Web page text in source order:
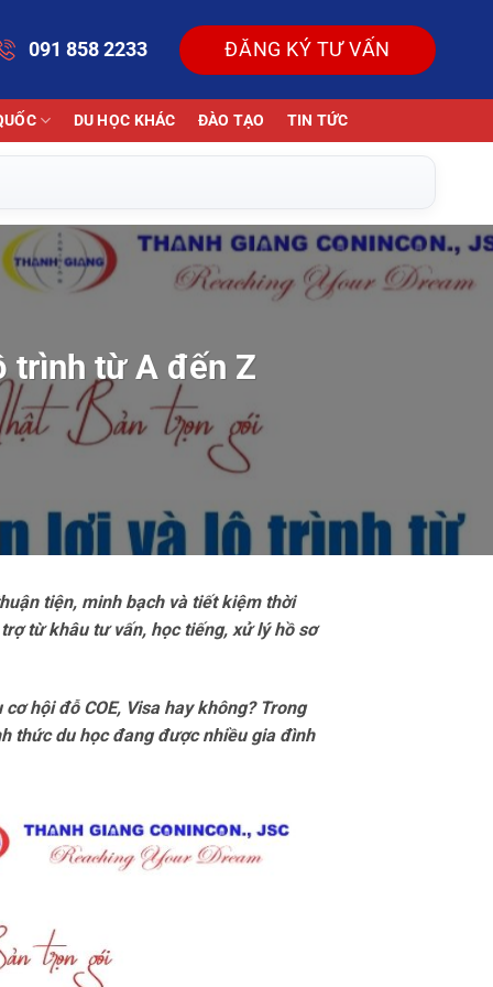
091 858 2233 ĐĂNG KÝ TƯ VẤN
DU HỌC KHÁC ĐÀO TẠO TIN TỨC
trình từ A đến Z
tiện, minh bạch và tiết kiệm thời
từ khâu tư vấn, học tiếng, xử lý hồ sơ
hội đỗ COE, Visa hay không? Trong
thức du học đang được nhiều gia đình